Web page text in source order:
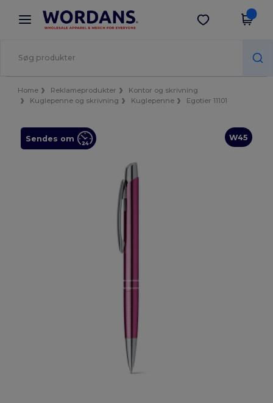
× Wordans-app
Bedre priser i appen!
Hent app
Home Reklameprodukter
Kontor og skrivning
Kuglepenne og skrivning
Kuglepenne Egotier 11101
W45
Sendes om